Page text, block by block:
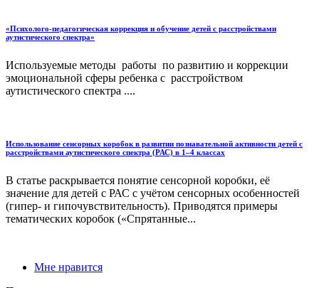
«Психолого-педагогическая коррекция и обучение детей с расстройствами
аутистического спектра»
Используемые методы работы по развитию и коррекции
эмоциональной сферы ребенка с расстройством
аутистического спектра ....
Использование сенсорных коробок в развитии познавательной активности детей с
расстройствами аутистического спектра (РАС) в 1–4 классах
В статье раскрывается понятие сенсорной коробки, её
значение для детей с РАС с учётом сенсорных особенностей
(гипер‑ и гипочувствительность). Приводятся примеры
тематических коробок («Спрятанные...
Мне нравится